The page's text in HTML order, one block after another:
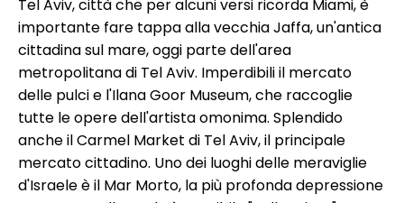
Tel Aviv, città che per alcuni versi ricorda Miami, è
importante fare tappa alla vecchia Jaffa, un'antica
cittadina sul mare, oggi parte dell'area
metropolitana di Tel Aviv. Imperdibili il mercato
delle pulci e l'Ilana Goor Museum, che raccoglie
tutte le opere dell'artista omonima. Splendido
anche il Carmel Market di Tel Aviv, il principale
mercato cittadino. Uno dei luoghi delle meraviglie
d'Israele è il Mar Morto, la più profonda depressione